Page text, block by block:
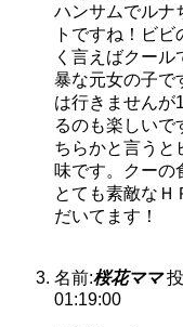
ハンサムでルナ
トですね！ビ
く言えばクー
暴な元女の子で
は行きませんが
るのも楽しいで
ちらかと言うと
味です。クーの
とても素敵なＨ
だいてます！
名前:桜花ママ
01:19:00